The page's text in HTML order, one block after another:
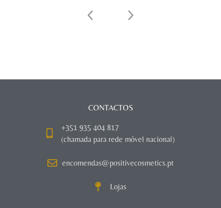
CONTACTOS
+351 935 404 817
(chamada para rede móvel nacional)
encomendas@positivecosmetics.pt
Lojas